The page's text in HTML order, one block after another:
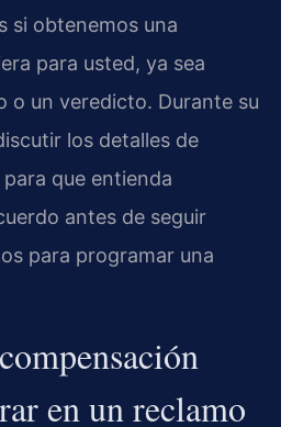
si obtenemos una
para usted, ya sea
o un veredicto. Durante su
los detalles de
que entienda
antes de seguir
para programar una
en un reclamo